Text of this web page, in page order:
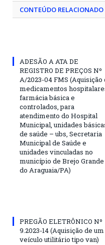
CONTEÚDO RELACIONADO
ADESÃO A ATA DE
REGISTRO DE PREÇOS Nº
A/2023-04 FMS (Aquisição
medicamentos
farmácia básica e
controlados, para
atendimento do Hospital
Municipal, unidades
de saúde – ubs, Secretaria
Municipal de Saúde e
unidades vinculadas no
município de Brejo Grande
do Araguaia/PA)
PREGÃO ELETRÔNICO Nº
9.2023-14 (Aquisição de um
veículo utilitário tipo van)